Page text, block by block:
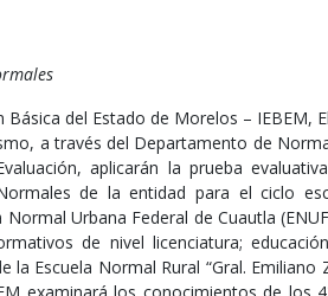
del Estado de Morelos – IEBEM,
a través del Departamento de
aplicarán la prueba
de la entidad para el ciclo
Urbana Federal de Cuautla
de nivel licenciatura;
Escuela Normal Rural “Gral. Emiliano